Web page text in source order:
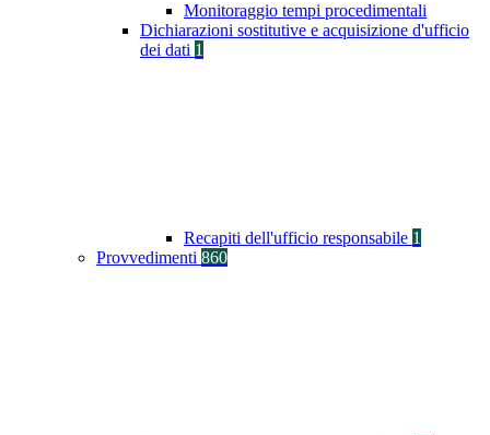
Monitoraggio tempi procedimentali
Dichiarazioni sostitutive e acquisizione d'ufficio
dei dati 1
Recapiti dell'ufficio responsabile 1
Provvedimenti 860